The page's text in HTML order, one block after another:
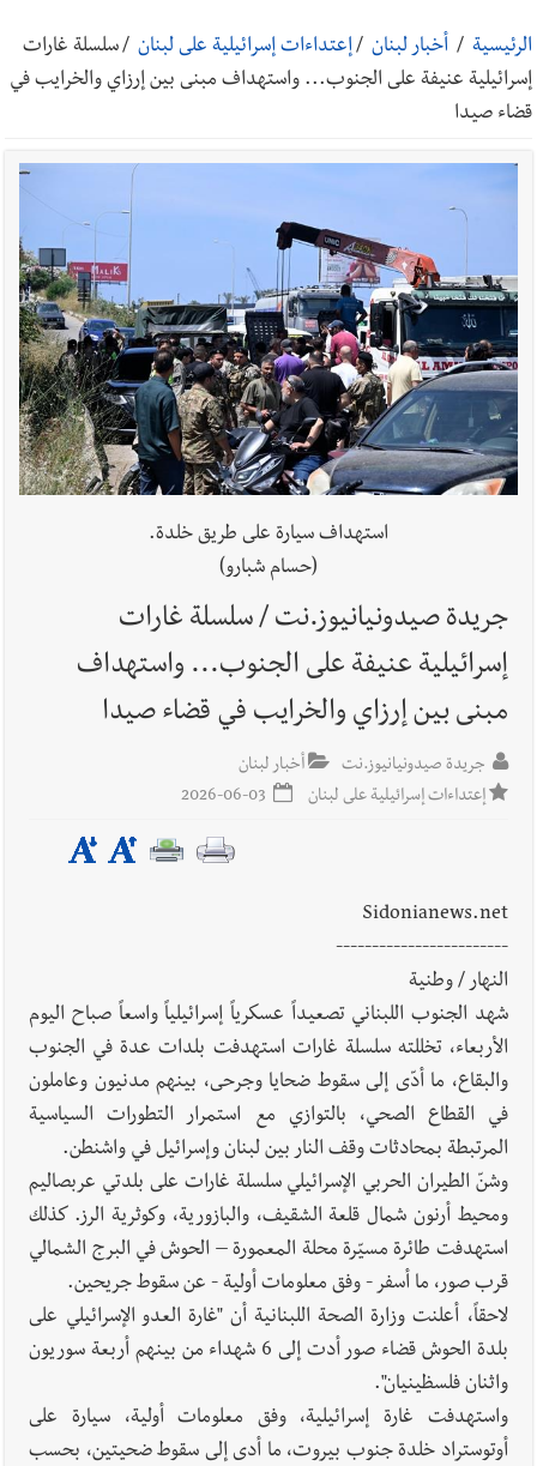
في صيدا نتيجة الانقطاع المتكرر لخط الخدمات الكهربائي
أخبار لبنان بالصور : قائد الجيش اللبناني العماد رودولف هيكل شدد
خلال استقباله قائد القوة المشتركة الألمانية اللواء Alexander
Sollfrank على ضرورة تعزيز التعاون بين الجيشَين
أخبار لبنان
الطقس غدا صيفي معتاد والحرارة ضمن معدلاتها
الموسمية
إنفجار مرفأ أم إنفجار دولة؟... كيف نحمي لبنان؟
أخبار لبنان
راتب النائب من 3 آلاف إلى 5 آلاف دولار شهرياً...
فكيف أقرّت الزيادة؟
مواجهة مؤجّلة لنزاع طويل
العالم العربي
رجل الاعمال الاماراتي خلف الحبتور : 112 شهيداً
شُيّعوا في ‫غزة‬ بعد أن بقوا تحت الأنقاض منذ عام 2023: أيُعقل أن
يبقى الشعب الفلسطيني يعيش كل هذا الألم؟ وإلى متى تستمر هذه
المعاناة التي تمزق القلوب والضمائر؟
أخبار صيدا بلدية صيدا تهنئ نادي الأهلي صيدا بإحرازه بطولة لبنان
بكرة الطاولة للرجال للعام الرابع على التوالي
الرئيسية / أخبار لبنان /إعتداءات إسرائيلية على لبنان /سلسلة غارات
إسرائيلية عنيفة على الجنوب... واستهداف مبنى بين إرزاي والخرايب في
قضاء صيدا
استهداف سيارة على طريق خلدة.
(حسام شبارو)
جريدة صيدونيانيوز.نت / سلسلة غارات
إسرائيلية عنيفة على الجنوب... واستهداف
مبنى بين إرزاي والخرايب في قضاء صيدا
جريدة صيدونيانيوز.نت
أخبار لبنان
إعتداءات إسرائيلية على لبنان
Sidonianews.net
------------------------
النهار / وطنية
شهد الجنوب اللبناني تصعيداً عسكرياً إسرائيلياً واسعاً صباح اليوم
الأربعاء، تخللته سلسلة غارات استهدفت بلدات عدة في الجنوب
والبقاع، ما أدّى إلى سقوط ضحايا وجرحى، بينهم مدنيون وعاملون
في القطاع الصحي، بالتوازي مع استمرار التطورات السياسية
المرتبطة بمحادثات وقف النار بين لبنان وإسرائيل في واشنطن.
وشنّ الطيران الحربي الإسرائيلي سلسلة غارات على بلدتي عربصاليم
ومحيط أرنون شمال قلعة الشقيف، والبازورية، وكوثرية الرز. كذلك
استهدفت طائرة مسيّرة محلة المعمورة – الحوش في البرج الشمالي
قرب صور، ما أسفر - وفق معلومات أولية - عن سقوط جريحين.
لاحقاً، أعلنت وزارة الصحة اللبنانية أن "غارة العدو الإسرائيلي على
بلدة الحوش قضاء صور أدت إلى 6 شهداء من بينهم أربعة سوريون
واثنان فلسظينيان".
واستهدفت غارة إسرائيلية، وفق معلومات أولية، سيارة على
أوتوستراد خلدة جنوب بيروت، ما أدى إلى سقوط ضحيتين، بحسب